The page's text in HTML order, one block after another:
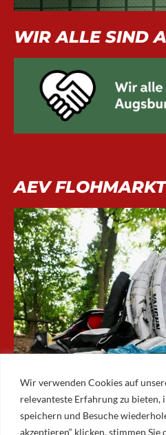
Wir verwenden Cookies auf
relevanteste Erfahrung zu
speichern und Besuche
akzeptieren“ klicken, stimmen Sie
WIR ALLE SIND
AEV FLOHMARKT